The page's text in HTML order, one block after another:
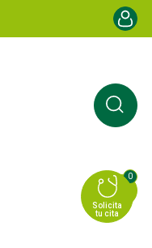
Menú
0
Solicita
tu cita